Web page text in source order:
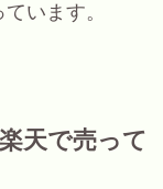
います。
天で売って